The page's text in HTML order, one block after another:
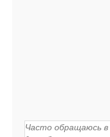
Часто обращаюсь